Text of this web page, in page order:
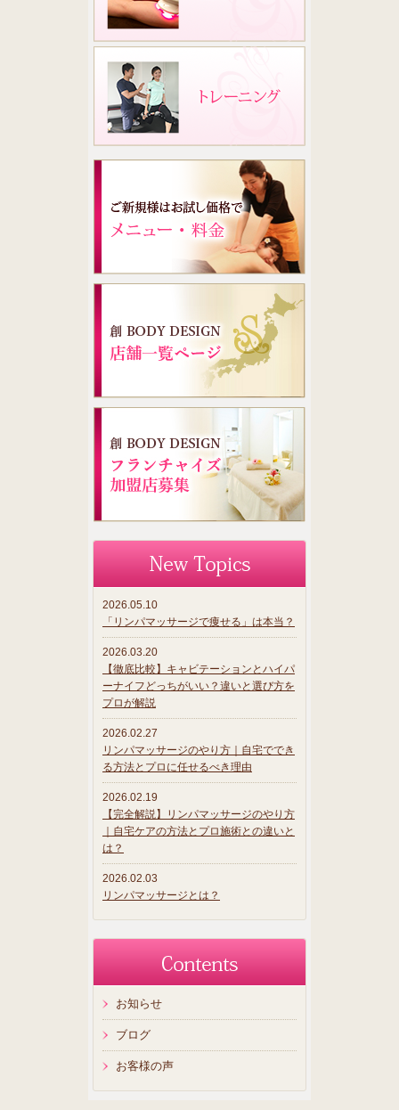
2026.05.10
「リンパマッサージで痩せる」は本当？
2026.03.20
【徹底比較】キャビテーションとハイパ
ーナイフどっちがいい？違いと選び方を
プロが解説
2026.02.27
リンパマッサージのやり方｜自宅ででき
る方法とプロに任せるべき理由
2026.02.19
【完全解説】リンパマッサージのやり方
｜自宅ケアの方法とプロ施術との違いと
は？
2026.02.03
リンパマッサージとは？
お知らせ
ブログ
お客様の声